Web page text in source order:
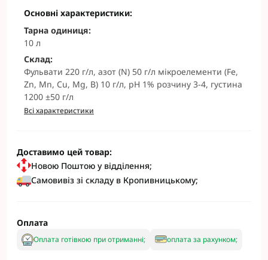
Основні характеристики:
Тарна одиниця:
10 л
Склад:
Фульвати 220 г/л, азот (N) 50 г/л мікроелементи (Fe,
Zn, Mn, Cu, Mg, B) 10 г/л, pH 1% розчину 3-4, густина
1200 ±50 г/л
Всі характеристики
Доставимо цей товар:
Новою Поштою у відділення;
Самовивіз зі складу в Кропивницькому;
Оплата
Оплата готівкою при отриманні; оплата за рахунком;